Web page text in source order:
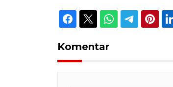
Komentar